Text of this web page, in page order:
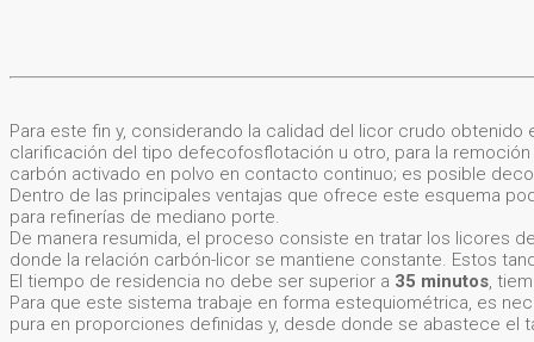
Para este fin y, considerando la calidad del licor crudo
clarificación del tipo defecofosflotación u otro, para la
carbón activado en polvo en contacto continuo; es posible
Dentro de las principales ventajas que ofrece este esquema
para refinerías de mediano porte.
De manera resumida, el proceso consiste en tratar los licores
donde la relación carbón-licor se mantiene constante. Estos
El tiempo de residencia no debe ser superior a 35 minutos,
Para que este sistema trabaje en forma estequiométrica, es
pura en proporciones definidas y, desde donde se abastece el